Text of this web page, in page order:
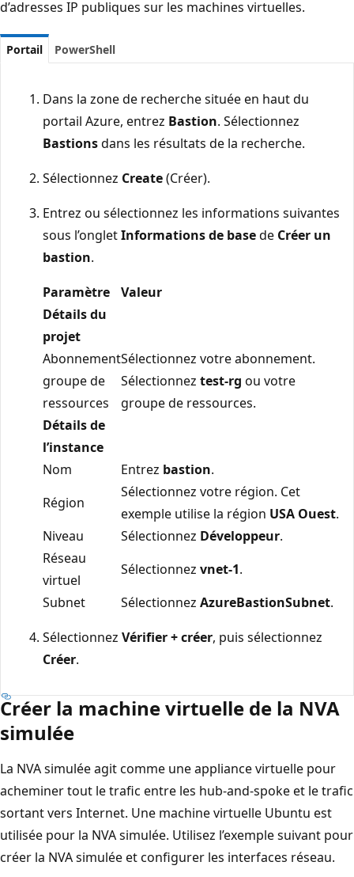
d’adresses IP publiques sur les machines virtuelles.
Portail PowerShell
Dans la zone de recherche située en haut du
portail Azure, entrez Bastion. Sélectionnez
Bastionsdans les résultats de la recherche.
Sélectionnez Create(Créer).
Entrez ou sélectionnez les informations suivantes
sous l’ongletInformations de basede Créer un
bastion.
Paramètre
Valeur
Détails du
projet
AbonnementSélectionnez votre abonnement.
groupe de
ressources
Sélectionnez test-rg ou votre
groupe de ressources.
Détails de
l’instance
Nom
Entrez bastion.
Région
Sélectionnez votre région. Cet
exemple utilise la région USA Ouest.
Niveau
Sélectionnez Développeur.
Réseau
virtuel
Sélectionnez vnet-1.
Subnet
Sélectionnez AzureBastionSubnet.
Sélectionnez Vérifier + créer, puis sélectionnez
Créer.
Créer la machine virtuelle de la NVA
simulée
La NVA simulée agit comme une appliance virtuelle pour
acheminer tout le trafic entre les hub-and-spoke et le trafic
sortant vers Internet. Une machine virtuelle Ubuntu est
utilisée pour la NVA simulée. Utilisez l’exemple suivant pour
créer la NVA simulée et configurer les interfaces réseau.